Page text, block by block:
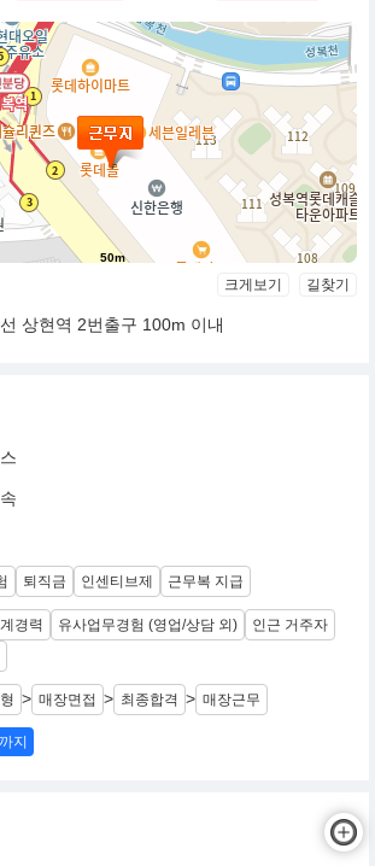
50m
크게보기 길찾기
상현역 2번출구 100m 이내
퇴직금 인센티브제 근무복 지급
경력 유사업무경험 (영업/상담 외)
인근 거주자
> 매장면접 > 최종합격 > 매장근무
지